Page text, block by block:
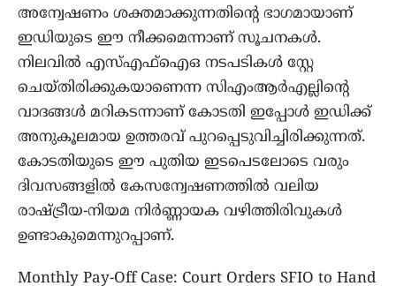
അന്വേഷണം ശക്തമാക്കുന്നതിന്റെ ഭാഗമായാണ്
ഇഡിയുടെ ഈ നീക്കമെന്നാണ് സൂചനകൾ.
നിലവിൽ എസ്എഫ്ഐഒ നടപടികൾ സ്റ്റേ
ചെയ്തിരിക്കുകയാണെന്ന സിഎംആർഎല്ലിന്റെ
വാദങ്ങൾ മറികടന്നാണ് കോടതി ഇപ്പോൾ ഇഡിക്ക്
അനുകൂലമായ ഉത്തരവ് പുറപ്പെടുവിച്ചിരിക്കുന്നത്.
കോടതിയുടെ ഈ പുതിയ ഇടപെടലോടെ വരും
ദിവസങ്ങളിൽ കേസന്വേഷണത്തിൽ വലിയ
രാഷ്ട്രീയ-നിയമ നിർണ്ണായക വഴിത്തിരിവുകൾ
ഉണ്ടാകുമെന്നുറപ്പാണ്.
Monthly Pay-Off Case: Court Orders SFIO to Hand